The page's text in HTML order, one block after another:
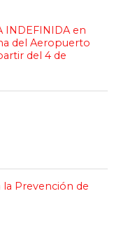
INDEFINIDA en
del Aeropuerto
del 4 de
la Prevención de